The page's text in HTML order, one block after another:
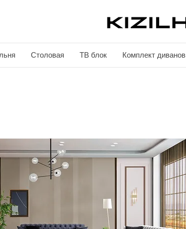
Столовая ТВ блок Комплект диванов